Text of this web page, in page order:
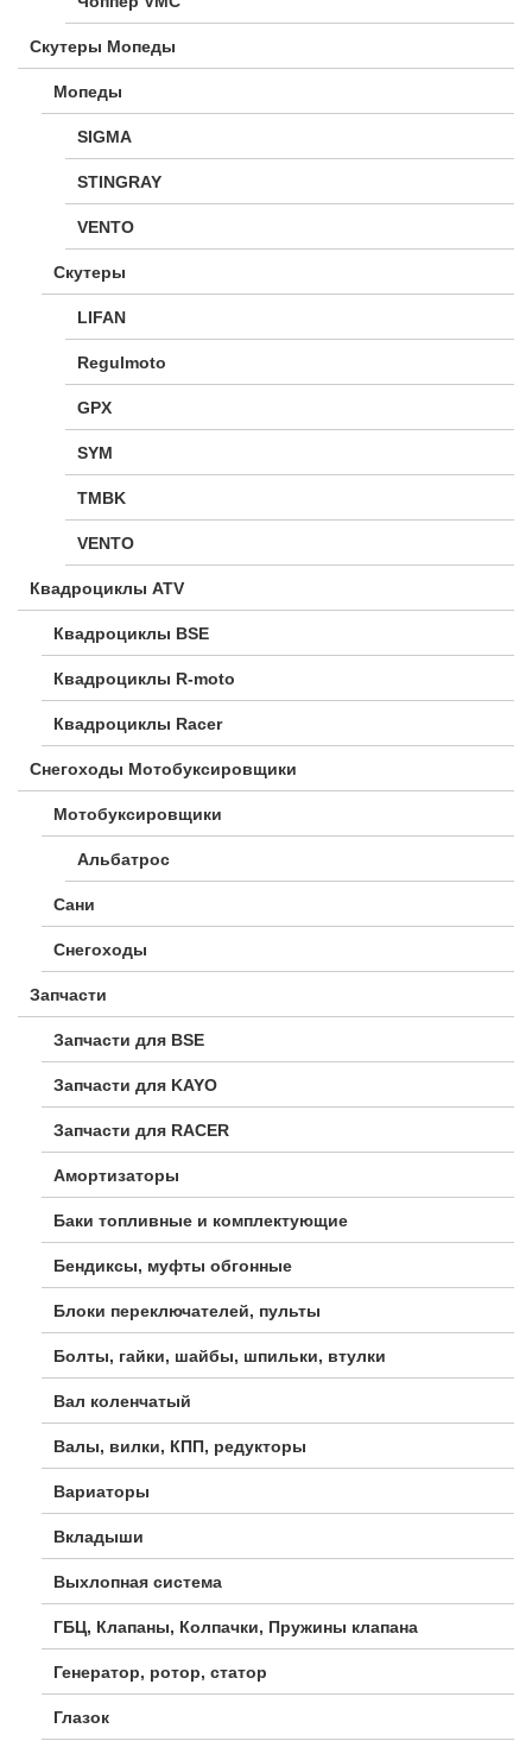
Скутеры Мопеды
Мопеды
SIGMA
STINGRAY
VENTO
Скутеры
LIFAN
Regulmoto
GPX
SYM
TMBK
VENTO
Квадроциклы ATV
Квадроциклы BSE
Квадроциклы R-moto
Квадроциклы Racer
Снегоходы Мотобуксировщики
Мотобуксировщики
Альбатрос
Сани
Снегоходы
Запчасти
Запчасти для BSE
Запчасти для KAYO
Запчасти для RACER
Амортизаторы
Баки топливные и комплектующие
Бендиксы, муфты обгонные
Блоки переключателей, пульты
Болты, гайки, шайбы, шпильки, втулки
Вал коленчатый
Валы, вилки, КПП, редукторы
Вариаторы
Вкладыши
Выхлопная система
ГБЦ, Клапаны, Колпачки, Пружины клапана
Генератор, ротор, статор
Глазок